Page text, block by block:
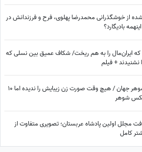
از خوشگذرانی محمدرضا پهلوی، فرح و فرزندانش در
بادیگارد؟
که ایران‌مال را به هم ریخت/ شکاف عمیق بین نسلی که
+ فیلم
عجیب ترین شوهر جهان / هیچ وقت صورت زن زیبایش را ندیده اما 10
عکس شوهر
مجلل اولین پادشاه عربستان؛ تصویری متفاوت از
کامل